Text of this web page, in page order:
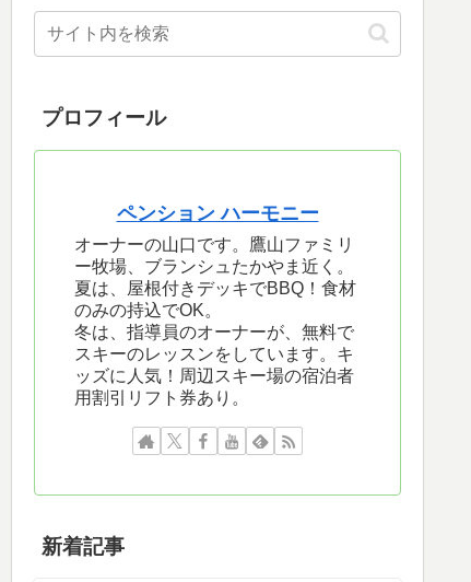
プロフィール
ペンション ハーモニー
オーナーの山口です。鷹山ファミリ
ー牧場、ブランシュたかやま近く。
夏は、屋根付きデッキでBBQ！食材
のみの持込でOK。
冬は、指導員のオーナーが、無料で
スキーのレッスンをしています。キ
ッズに人気！周辺スキー場の宿泊者
用割引リフト券あり。
新着記事